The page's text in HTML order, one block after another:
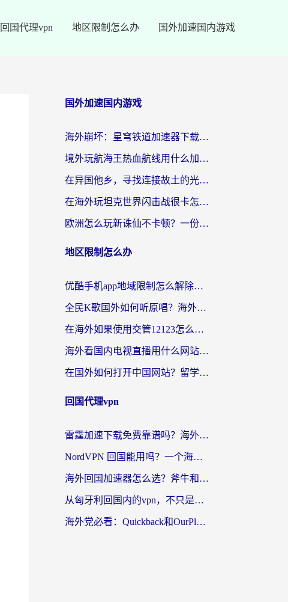
回国代理vpn 地区限制怎么办 国外加速国内游戏
国外加速国内游戏
海外崩坏：星穹铁道加速器下载安装：一份给游子的终极网络指南
境外玩航海王热血航线用什么加速器？2026海外玩家实测最优方案（附欧洲问道堡垒前线加速技巧）
在异国他乡，寻找连接故土的光明大陆免费加速器
在海外玩坦克世界闪击战很卡怎么办？老玩家亲测有效的加速器选择指南
欧洲怎么玩新诛仙不卡顿？一份给海外游子的国服游戏畅玩指南
地区限制怎么办
优酷手机app地域限制怎么解除？海外党亲测有效的追剧方案
全民K歌国外如何听原唱？海外党亲测有效的回国加速器选择指南
在海外如果使用交管12123怎么处理？留学生亲测有效的回国加速方案
海外看国内电视直播用什么网站比较好？一篇解决你所有追剧难题的实用指南
在国外如何打开中国网站？留学生与海外华人的无缝访问指南
回国代理vpn
雷霆加速下载免费靠谱吗？海外党选回国加速器的避坑指南（附热门工具对比）
NordVPN 回国能用吗？一个海外用户必须面对的真实困境
海外回国加速器怎么选？斧牛和海龟哪个好？一篇帮你避开坑的实用指南
从匈牙利回国内的vpn，不只是为了刷剧那么简单
海外党必看：Quickback和OurPlay好用吗？3分钟选对回国加速器，无缝刷剧玩游戏